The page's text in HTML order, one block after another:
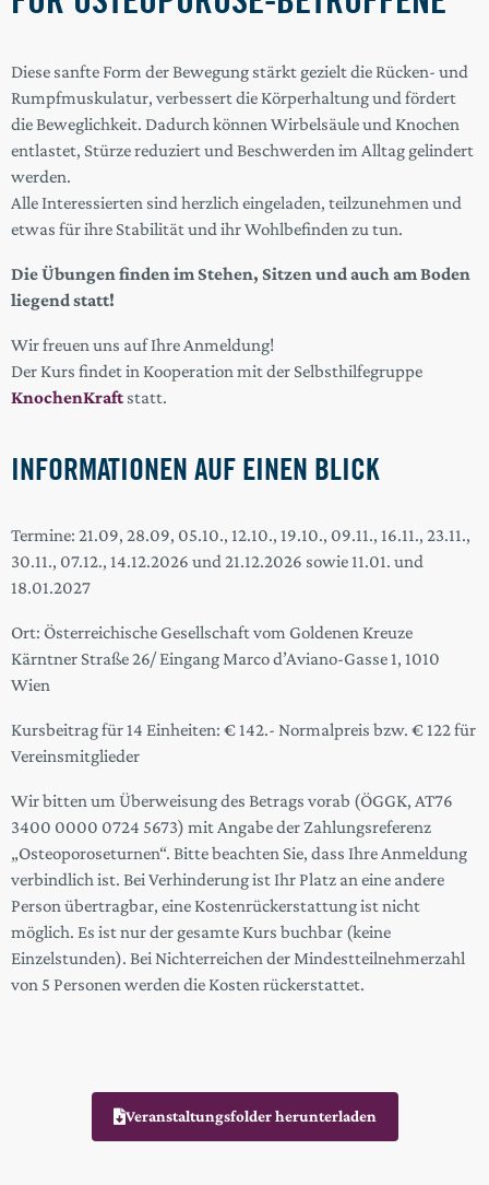
Diese sanfte Form der Bewegung stärkt gezielt die Rücken- und
Rumpfmuskulatur, verbessert die Körperhaltung und fördert
die Beweglichkeit. Dadurch können Wirbelsäule und Knochen
entlastet, Stürze reduziert und Beschwerden im Alltag gelindert
werden.
Alle Interessierten sind herzlich eingeladen, teilzunehmen und
etwas für ihre Stabilität und ihr Wohlbefinden zu tun.
Die Übungen finden im Stehen, Sitzen und auch am Boden
liegend statt!
Wir freuen uns auf Ihre Anmeldung!
Der Kurs findet in Kooperation mit der Selbsthilfegruppe
KnochenKraft statt.
INFORMATIONEN AUF EINEN BLICK
Termine: 21.09, 28.09, 05.10., 12.10., 19.10., 09.11., 16.11., 23.11.,
30.11., 07.12., 14.12.2026 und 21.12.2026 sowie 11.01. und
18.01.2027
Ort: Österreichische Gesellschaft vom Goldenen Kreuze
Kärntner Straße 26/ Eingang Marco d’Aviano-Gasse 1, 1010
Wien
Kursbeitrag für 14 Einheiten: € 142.- Normalpreis bzw. € 122 für
Vereinsmitglieder
Wir bitten um Überweisung des Betrags vorab (ÖGGK, AT76
3400 0000 0724 5673) mit Angabe der Zahlungsreferenz
„Osteoporoseturnen“. Bitte beachten Sie, dass Ihre Anmeldung
verbindlich ist. Bei Verhinderung ist Ihr Platz an eine andere
Person übertragbar, eine Kostenrückerstattung ist nicht
möglich. Es ist nur der gesamte Kurs buchbar (keine
Einzelstunden). Bei Nichterreichen der Mindestteilnehmerzahl
von 5 Personen werden die Kosten rückerstattet.
Veranstaltungsfolder herunterladen